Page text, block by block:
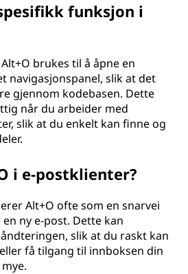
funksjon i
brukes til å åpne en
navigasjonspanel, slik at det
gjennom kodebasen. Dette
når du arbeider med
slik at du enkelt kan finne og
i e-postklienter?
Alt+O ofte som en snarvei
ny e-post. Dette kan
slik at du raskt kan
få tilgang til innboksen din